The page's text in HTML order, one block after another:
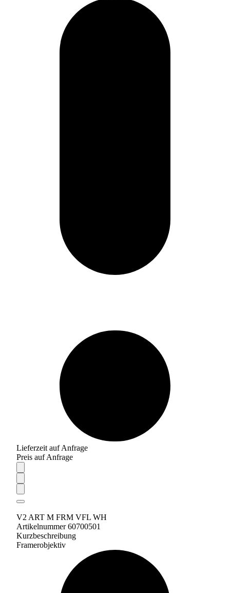
Lieferzeit auf Anfrage
Preis auf Anfrage
V2 ART M FRM VFL WH
Artikelnummer 60700501
Kurzbeschreibung
Framerobjektiv